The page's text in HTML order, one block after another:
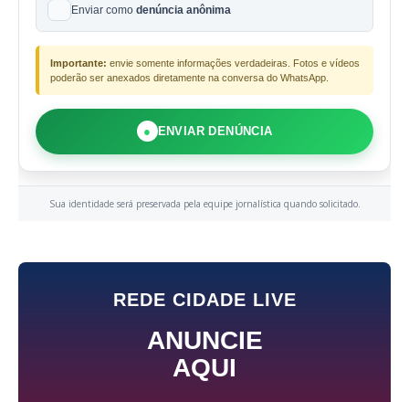
Enviar como denúncia anônima
Importante: envie somente informações verdadeiras. Fotos e vídeos
poderão ser anexados diretamente na conversa do WhatsApp.
● ENVIAR DENÚNCIA
Sua identidade será preservada pela equipe jornalística quando solicitado.
REDE CIDADE LIVE
ANUNCIE
AQUI